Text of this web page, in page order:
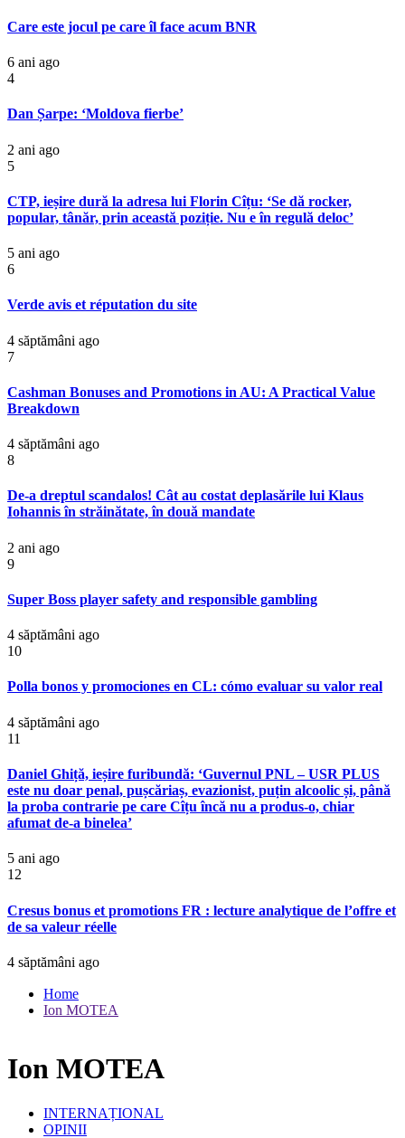
Care este jocul pe care îl face acum BNR
6 ani ago
4
Dan Șarpe: ‘Moldova fierbe’
2 ani ago
5
CTP, ieșire dură la adresa lui Florin Cîțu: ‘Se dă rocker,
popular, tânăr, prin această poziție. Nu e în regulă deloc’
5 ani ago
6
Verde avis et réputation du site
4 săptămâni ago
7
Cashman Bonuses and Promotions in AU: A Practical Value
Breakdown
4 săptămâni ago
8
De-a dreptul scandalos! Cât au costat deplasările lui Klaus
Iohannis în străinătate, în două mandate
2 ani ago
9
Super Boss player safety and responsible gambling
4 săptămâni ago
10
Polla bonos y promociones en CL: cómo evaluar su valor real
4 săptămâni ago
11
Daniel Ghiță, ieșire furibundă: ‘Guvernul PNL – USR PLUS
este nu doar penal, pușcăriaș, evazionist, puțin alcoolic și, până
la proba contrarie pe care Cîțu încă nu a produs-o, chiar
afumat de-a binelea’
5 ani ago
12
Cresus bonus et promotions FR : lecture analytique de l’offre et
de sa valeur réelle
4 săptămâni ago
Home
Ion MOTEA
Ion MOTEA
INTERNAȚIONAL
OPINII